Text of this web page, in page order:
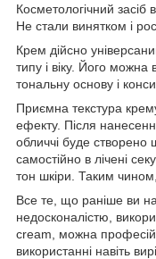
Косметологічний засіб
Не стали винятком і
Крем дійсно
типу і віку. Його можна
тональну основу і
Приємна текстура
ефекту. Після
обличчі буде створено
самостійно в лічені
тон шкіри. Таким
Все те, що раніше ви
недосконалістю,
cream, можна
використанні навіть